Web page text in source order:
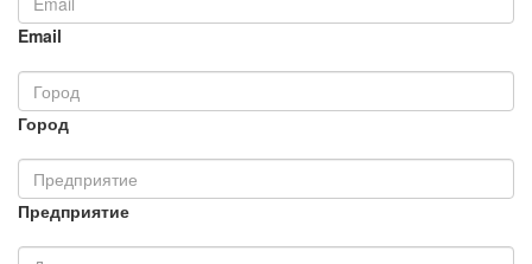
Email
Город
Предприятие